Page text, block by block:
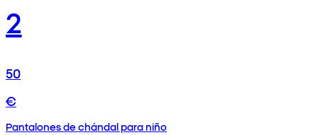
2
50
€
Pantalones de chándal para niño